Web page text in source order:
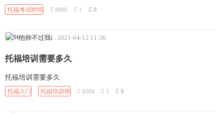
托福考试时间 8899 1 8
他帅不过我i 2021-04-12 11:36
托福培训需要多久
托福培训需要多久
托福入门 托福培训班 8384 1 8